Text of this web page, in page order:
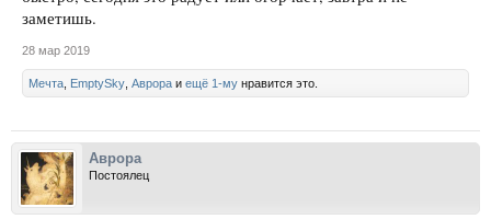
заметишь.
28 мар 2019
Мечта EmptySky Аврора и ещё 1-му нравится это.
Аврора
Постоялец